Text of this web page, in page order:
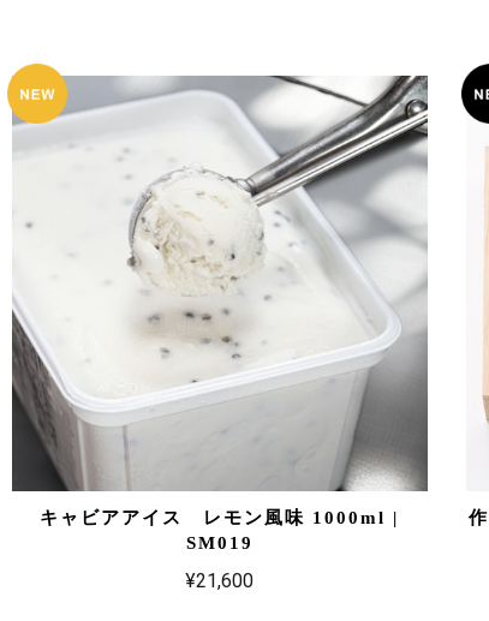
キャビアアイス レモン風味 1000ml |
SM019
¥21,600